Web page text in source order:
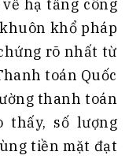
hạ tầng công
khổ pháp
rõ nhất từ
toán Quốc
thanh toán
thấy, số lượng
tiền mặt đạt